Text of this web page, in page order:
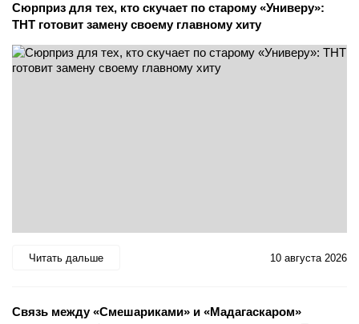
Сюрприз для тех, кто скучает по старому «Универу»:
ТНТ готовит замену своему главному хиту
Читать дальше 10 августа 2026
Связь между «Смешариками» и «Мадагаскаром»